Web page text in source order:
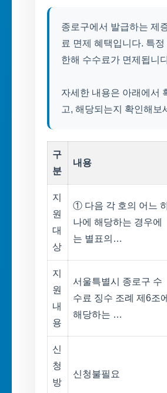
종로구에서 발급하는 제
료 면제 혜택입니다. 특정
한해 수수료가 면제됩니
자세한 내용은 아래에서
고, 해당되는지 확인해보
구
분
내용
지
원
대
상
① 다음 각 호의 어느
나에 해당하는 경우에
는 별표의…
지
원
내
용
서울특별시 종로구 수
수료 징수 조례 제6조에
해당하는 …
신
청
방
신청불필요